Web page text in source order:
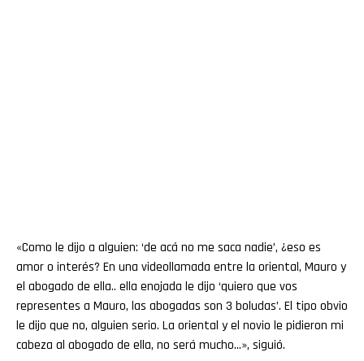
«Como le dijo a alguien: ‘de acá no me saca nadie’, ¿eso es
amor o interés? En una videollamada entre la oriental, Mauro y
el abogado de ella.. ella enojada le dijo ‘quiero que vos
representes a Mauro, las abogadas son 3 boludas’. El tipo obvio
le dijo que no, alguien serio. La oriental y el novio le pidieron mi
cabeza al abogado de ella, no será mucho…», siguió.